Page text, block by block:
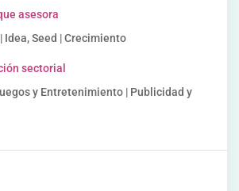
asesora
Idea, Seed | Crecimiento
sectorial
y Entretenimiento | Publicidad y